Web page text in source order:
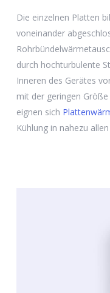
Die einzelnen Platten
voneinander
durch hochturbulente
Inneren des Gerätes
mit der geringen
eignen sich
Kühlung in nahezu